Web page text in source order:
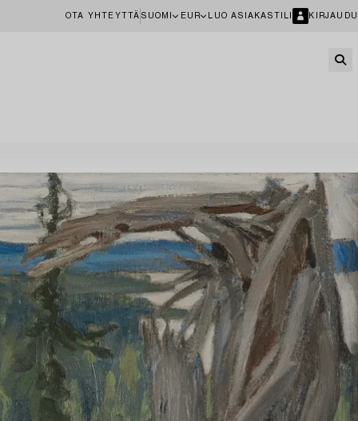
OTA YHTEYTTÄ SUOMI EUR LUO ASIAKASTILI KIRJAUDU